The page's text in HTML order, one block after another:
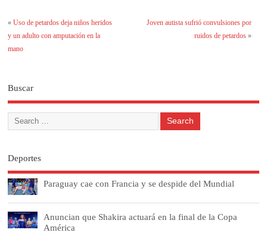
«Uso de petardos deja niños heridos
y un adulto con amputación en la
mano
Joven autista sufrió convulsiones por
ruidos de petardos»
Buscar
Deportes
Paraguay cae con Francia y se despide del Mundial
Anuncian que Shakira actuará en la final de la Copa
América